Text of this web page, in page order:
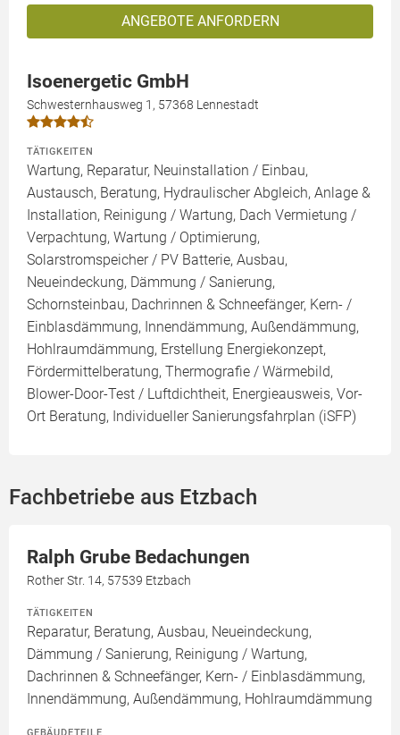
ANGEBOTE ANFORDERN
Isoenergetic GmbH
Schwesternhausweg 1, 57368 Lennestadt
TÄTIGKEITEN
Wartung, Reparatur, Neuinstallation / Einbau,
Austausch, Beratung, Hydraulischer Abgleich, Anlage &
Installation, Reinigung / Wartung, Dach Vermietung /
Verpachtung, Wartung / Optimierung,
Solarstromspeicher / PV Batterie, Ausbau,
Neueindeckung, Dämmung / Sanierung,
Schornsteinbau, Dachrinnen & Schneefänger, Kern- /
Einblasdämmung, Innendämmung, Außendämmung,
Hohlraumdämmung, Erstellung Energiekonzept,
Fördermittelberatung, Thermografie / Wärmebild,
Blower-Door-Test / Luftdichtheit, Energieausweis, Vor-
Ort Beratung, Individueller Sanierungsfahrplan (iSFP)
Fachbetriebe aus Etzbach
Ralph Grube Bedachungen
Rother Str. 14, 57539 Etzbach
TÄTIGKEITEN
Reparatur, Beratung, Ausbau, Neueindeckung,
Dämmung / Sanierung, Reinigung / Wartung,
Dachrinnen & Schneefänger, Kern- / Einblasdämmung,
Innendämmung, Außendämmung, Hohlraumdämmung
GEBÄUDETEILE